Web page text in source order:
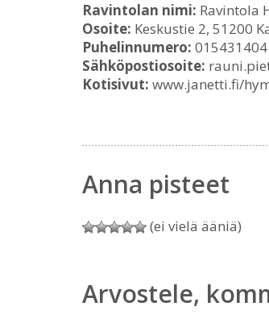
Ravintolan nimi: Ravintola
Osoite: Keskustie 2, 51200
Puhelinnumero: 015431404
Sähköpostiosoite:
Kotisivut: www.janetti.fi/
Anna pisteet
(ei vielä ääniä)
Arvostele,